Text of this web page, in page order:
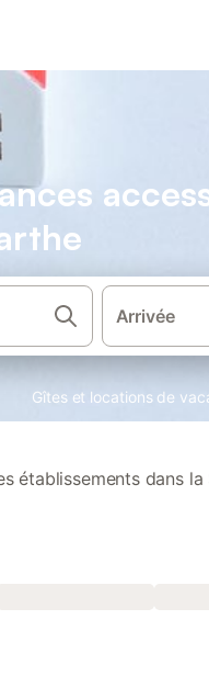
Arrivée
Gîtes et locations de
établissements dans